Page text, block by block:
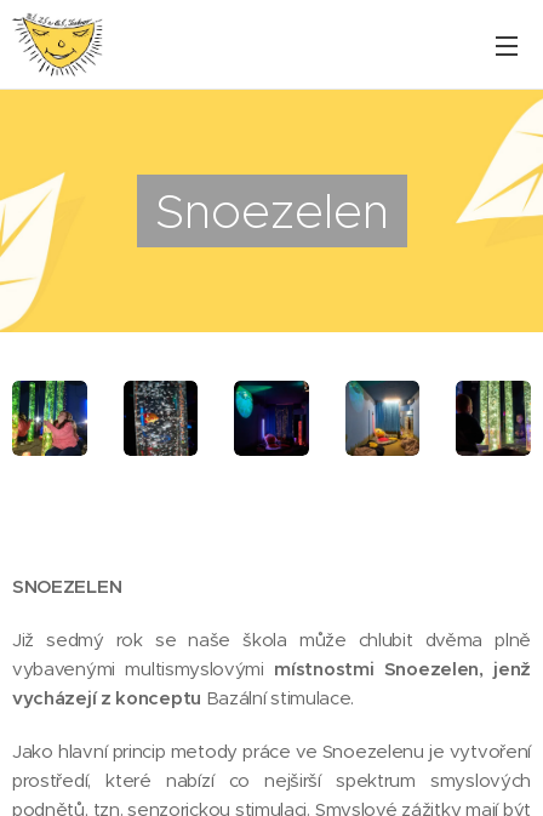
Snoezelen
SNOEZELEN
Již sedmý rok se naše škola může chlubit dvěma plně
vybavenými multismyslovými místnostmi Snoezelen, jenž
vycházejí z konceptu Bazální stimulace.
Jako hlavní princip metody práce ve Snoezelenu je vytvoření
prostředí, které nabízí co nejširší spektrum smyslových
podnětů, tzn. senzorickou stimulaci. Smyslové zážitky mají být